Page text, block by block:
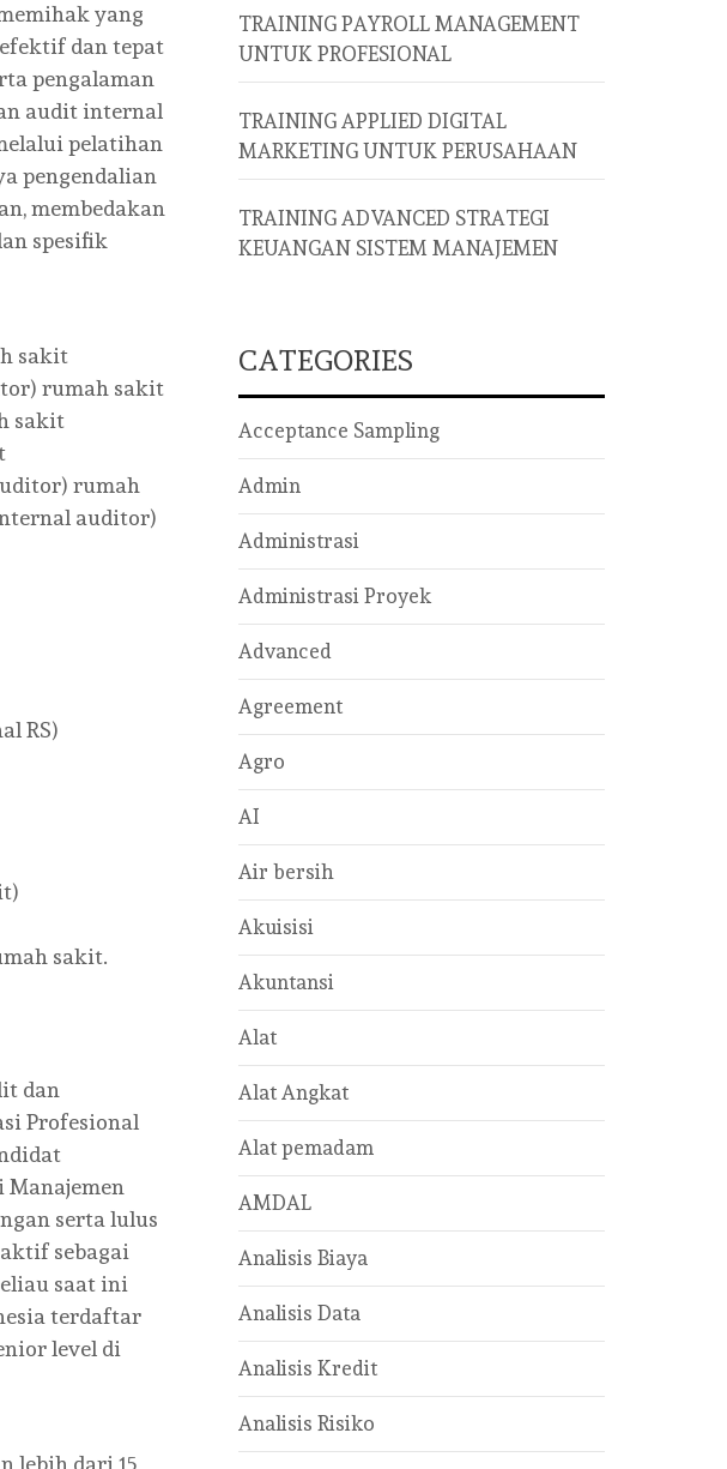
yang
dan tepat
pengalaman
audit internal
pelatihan
pengendalian
membedakan
spesifik
sakit
rumah sakit
sakit
rumah
auditor)
RS)
sakit.
dan
Profesional
Manajemen
serta lulus
sebagai
saat ini
terdaftar
level di
lebih dari 15
TRAINING PAYROLL MANAGEMENT
UNTUK PROFESIONAL
TRAINING APPLIED DIGITAL
MARKETING UNTUK PERUSAHAAN
TRAINING ADVANCED STRATEGI
KEUANGAN SISTEM MANAJEMEN
CATEGORIES
Acceptance Sampling
Admin
Administrasi
Administrasi Proyek
Advanced
Agreement
Agro
AI
Air bersih
Akuisisi
Akuntansi
Alat
Alat Angkat
Alat pemadam
AMDAL
Analisis Biaya
Analisis Data
Analisis Kredit
Analisis Risiko